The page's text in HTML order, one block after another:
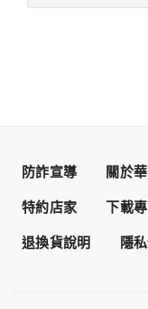
防詐宣導 關於
特約店家
下載
退換貨說明
隱